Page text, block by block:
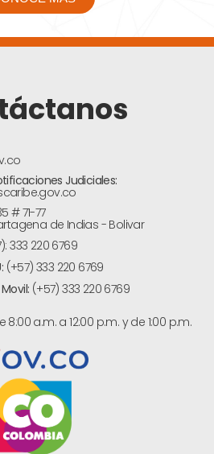
Judiciales:
# 71-77
de Indias - Bolivar
333 220 6769
(+57) 333 220 6769
(+57) 333 220 6769
8:00 a.m. a 12:00 p.m. y de 1:00 p.m.